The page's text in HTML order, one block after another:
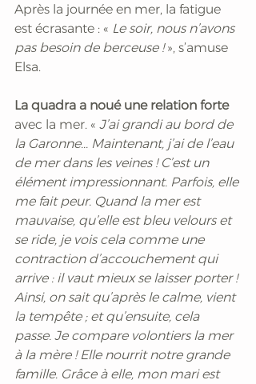
Après la journée en mer, la fatigue
est écrasante : « Le soir, nous n’avons
pas besoin de berceuse ! », s’amuse
Elsa.
La quadra a noué une relation forte
avec la mer. « J’ai grandi au bord de
la Garonne... Maintenant, j’ai de l’eau
de mer dans les veines ! C’est un
élément impressionnant. Parfois, elle
me fait peur. Quand la mer est
mauvaise, qu’elle est bleu velours et
se ride, je vois cela comme une
contraction d’accouchement qui
arrive : il vaut mieux se laisser porter !
Ainsi, on sait qu’après le calme, vient
la tempête ; et qu’ensuite, cela
passe. Je compare volontiers la mer
à la mère ! Elle nourrit notre grande
famille. Grâce à elle, mon mari est